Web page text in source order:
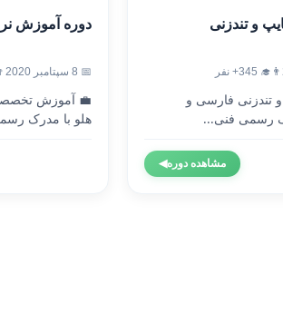
و تندزنی
👨‍🎓 345+ نفر
تندزنی فارسی و
رسمی فنی...
مشاهده دوره◀
دوره آموزش
📅 8 سپتامبر 2020
💼 آموزش
هلو با مدرک